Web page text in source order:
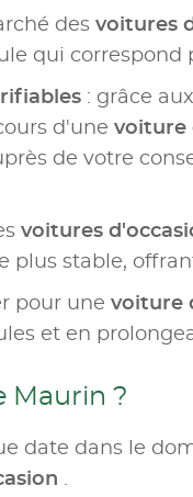
des voitures
qui correspond
: grâce
d'une voiture
de votre
voitures
plus stable,
pour une voiture
et en
Maurin ?
date dans le
.